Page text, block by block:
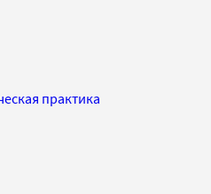
практика